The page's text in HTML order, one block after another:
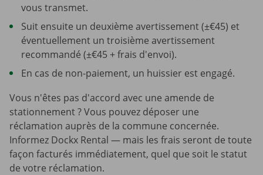
vous transmet.
Suit ensuite un deuxième avertissement (±€45) et
éventuellement un troisième avertissement
recommandé (±€45 + frais d'envoi).
En cas de non-paiement, un huissier est engagé.
Vous n'êtes pas d'accord avec une amende de
stationnement ? Vous pouvez déposer une
réclamation auprès de la commune concernée.
Informez Dockx Rental — mais les frais seront de toute
façon facturés immédiatement, quel que soit le statut
de votre réclamation.